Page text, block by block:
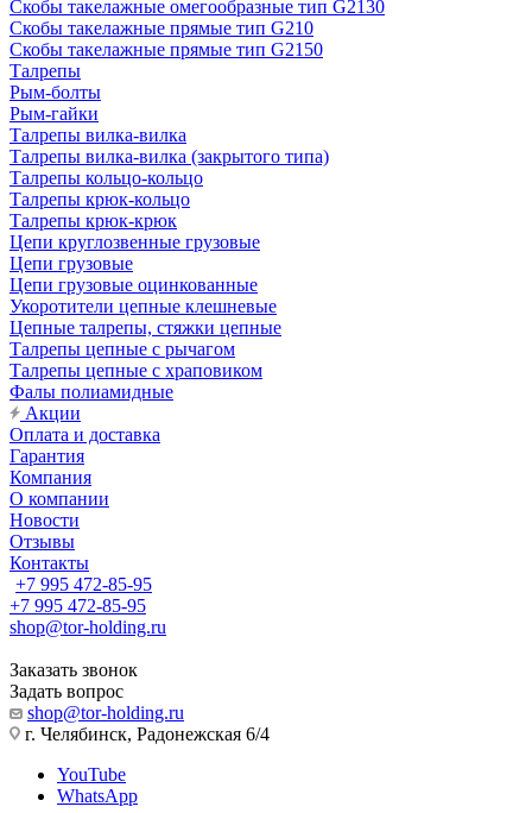
Скобы такелажные омегообразные тип G2130
Скобы такелажные прямые тип G210
Скобы такелажные прямые тип G2150
Талрепы
Рым-болты
Рым-гайки
Талрепы вилка-вилка
Талрепы вилка-вилка (закрытого типа)
Талрепы кольцо-кольцо
Талрепы крюк-кольцо
Талрепы крюк-крюк
Цепи круглозвенные грузовые
Цепи грузовые
Цепи грузовые оцинкованные
Укоротители цепные клешневые
Цепные талрепы, стяжки цепные
Талрепы цепные с рычагом
Талрепы цепные с храповиком
Фалы полиамидные
Акции
Оплата и доставка
Гарантия
Компания
О компании
Новости
Отзывы
Контакты
+7 995 472-85-95
+7 995 472-85-95
shop@tor-holding.ru
Заказать звонок
Задать вопрос
shop@tor-holding.ru
г. Челябинск, Радонежская 6/4
YouTube
WhatsApp